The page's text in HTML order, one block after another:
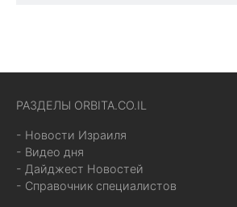
РАЗДЕЛЫ ORBITA.CO.IL
- Новости Израиля
- Видео дня
- Дайджест Новостей
- Справочник специалистов